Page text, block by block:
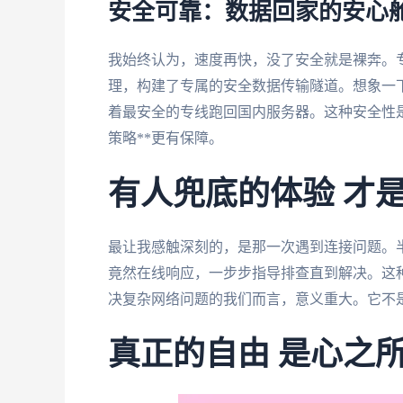
安全可靠：数据回家的安心
我始终认为，速度再快，没了安全就是裸奔。
理，构建了专属的安全数据传输隧道。想象
着最安全的专线跑回国内服务器。这种安全
策略**更有保障。
有人兜底的体验 才
最让我感触深刻的，是那一次遇到连接问题
竟然在线响应，一步步指导排查直到解决。
决复杂网络问题的我们而言，意义重大。它
真正的自由 是心之